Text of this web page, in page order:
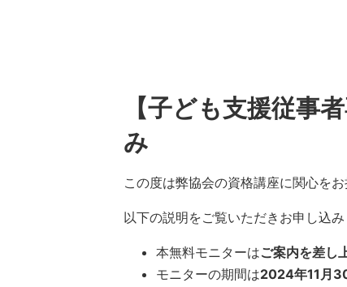
【子ども支援従事
み
この度は弊協会の資格講座に関心を
以下の説明をご覧いただきお申し込み
本無料モニターはご案内を差し
モニターの期間は2024年11月